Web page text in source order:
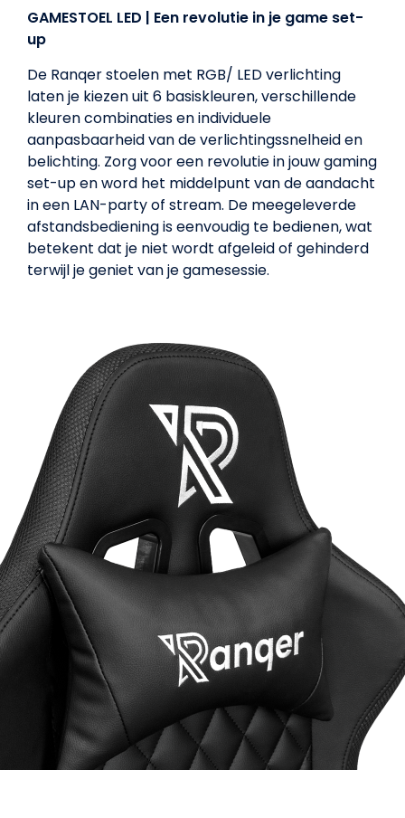
GAMESTOEL LED | Een revolutie in je game set-
up
De Ranqer stoelen met RGB/ LED verlichting
laten je kiezen uit 6 basiskleuren, verschillende
kleuren combinaties en individuele
aanpasbaarheid van de verlichtingssnelheid en
belichting. Zorg voor een revolutie in jouw gaming
set-up en word het middelpunt van de aandacht
in een LAN-party of stream. De meegeleverde
afstandsbediening is eenvoudig te bedienen, wat
betekent dat je niet wordt afgeleid of gehinderd
terwijl je geniet van je gamesessie.